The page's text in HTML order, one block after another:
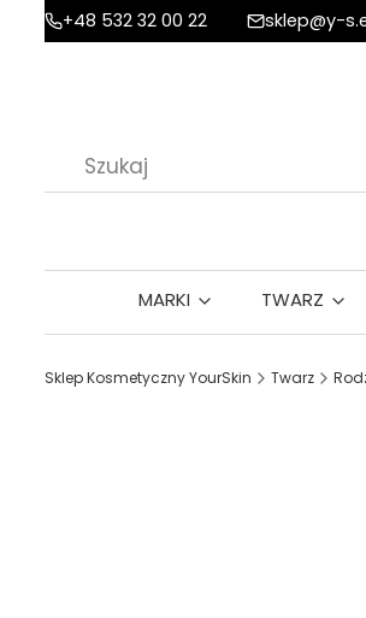
+48 532 32 00 22 sklep@y-
MARKI TWARZ
Sklep Kosmetyczny YourSkin Twarz